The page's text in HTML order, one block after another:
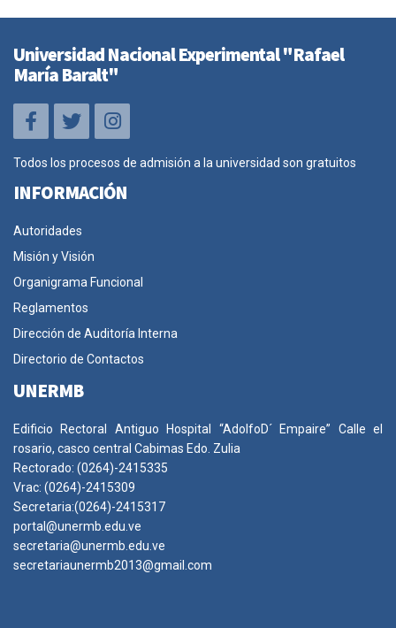
Universidad Nacional Experimental "Rafael
María Baralt"
Todos los procesos de admisión a la universidad son gratuitos
INFORMACIÓN
Autoridades
Misión y Visión
Organigrama Funcional
Reglamentos
Dirección de Auditoría Interna
Directorio de Contactos
UNERMB
Edificio Rectoral Antiguo Hospital “AdolfoD´ Empaire” Calle el
rosario, casco central Cabimas Edo. Zulia
Rectorado: (0264)-2415335
Vrac: (0264)-2415309
Secretaria:(0264)-2415317
portal@unermb.edu.ve
secretaria@unermb.edu.ve
secretariaunermb2013@gmail.com